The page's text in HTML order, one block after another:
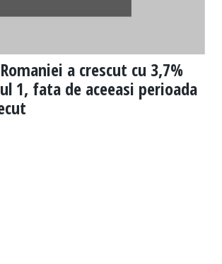
a crescut cu 3,7%
1, fata de aceeasi perioada